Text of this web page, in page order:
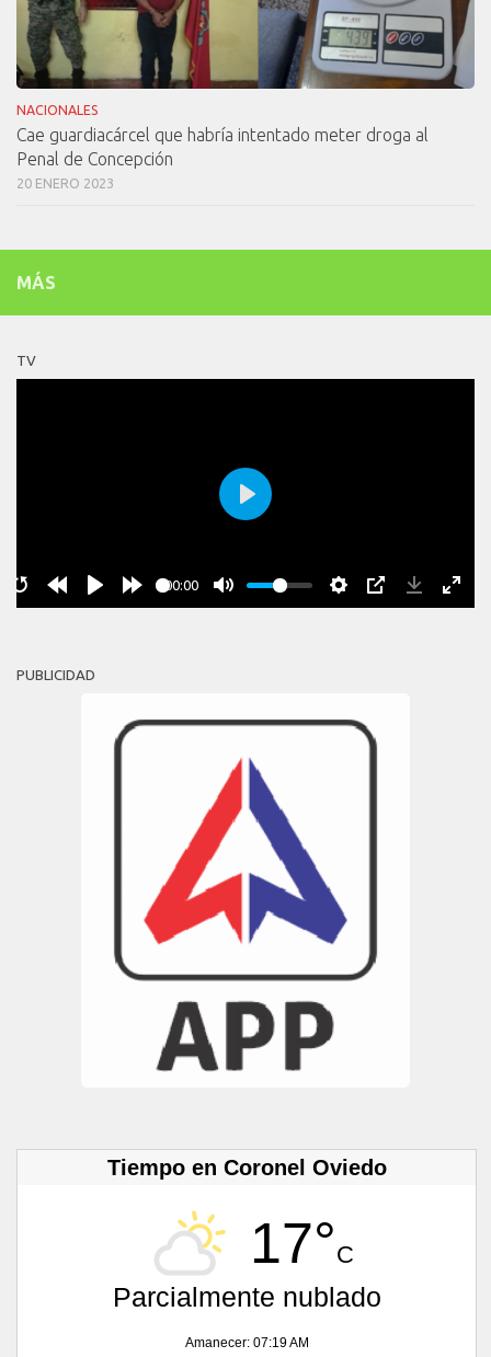
NACIONALES
Cae guardiacárcel que habría intentado meter droga al
Penal de Concepción
20 ENERO 2023
MÁS
TV
00:00
Play
PUBLICIDAD
Tiempo en Coronel Oviedo
17°C
Parcialmente nublado
Amanecer: 07:19 AM